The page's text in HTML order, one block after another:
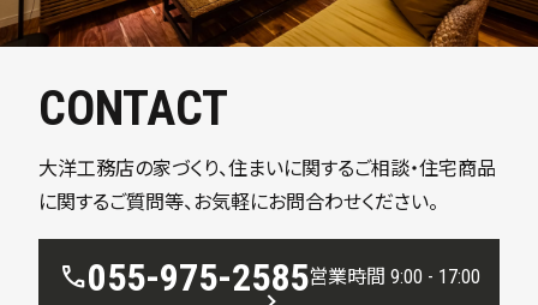
CONTACT
大洋工務店の家づくり、住まいに関するご相談・住宅商品
に関するご質問等、お気軽にお問合わせください。
call055-975-2585営業時間 9:00 - 17:00